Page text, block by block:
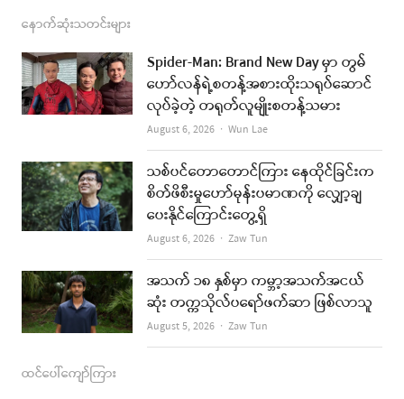
c
e
b
o
k
s
t
a
g
a
m
s
t
u
b
e
i
l
နောက်ဆုံးသတင်းများ
Spider-Man: Brand New Day မှာ တွမ်
ဟော်လန်ရဲ့စတန့်အစားထိုးသရုပ်ဆောင်
လုပ်ခဲ့တဲ့ တရုတ်လူမျိုးစတန့်သမား
August 6, 2026 Author
Wun Lae
သစ်ပင်တောတောင်ကြား နေထိုင်ခြင်းက
စိတ်ဖိစီးမှုဟော်မုန်းပမာဏကို လျှော့ချ
ပေးနိုင်ကြောင်းတွေ့ရှိ
August 6, 2026 Author
Zaw Tun
အသက် ၁၈ နှစ်မှာ ကမ္ဘာ့အသက်အငယ်
ဆုံး တက္ကသိုလ်ပရော်ဖက်ဆာ ဖြစ်လာသူ
August 5, 2026 Author
Zaw Tun
ထင်ပေါ်ကျော်ကြား